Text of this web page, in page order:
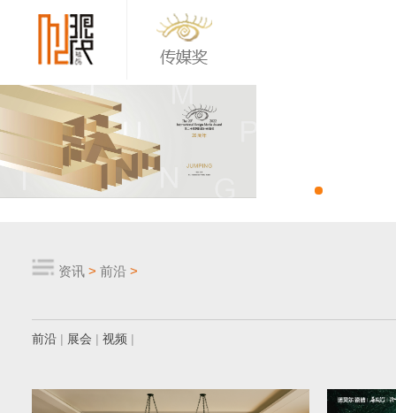
资讯> 前沿>
前沿 | 展会 | 视频 |